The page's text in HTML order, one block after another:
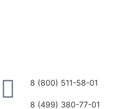
8 (800) 511-58-01
8 (499) 380-77-01